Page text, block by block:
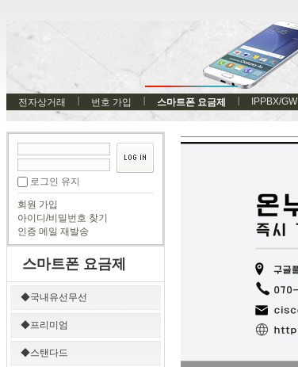
전자상거래 번호 가입 스마트폰 요금제 IPPBX/GW
로그인 유지
회원 가입
아이디/비밀번호 찾기
인증 메일 재발송
스마트폰 요금제
◆국내유선무선
◆프리미엄
◆스탠다드